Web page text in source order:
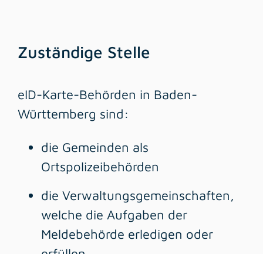
Zuständige Stelle
eID-Karte-Behörden in Baden-
Württemberg sind:
die Gemeinden als
Ortspolizeibehörden
die Verwaltungsgemeinschaften,
welche die Aufgaben der
Meldebehörde erledigen oder